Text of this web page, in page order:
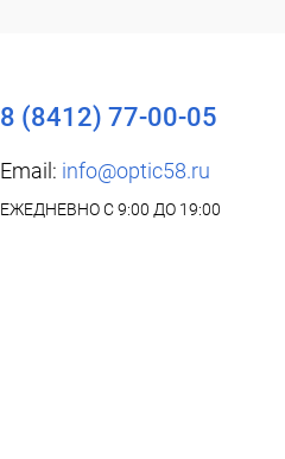
8 (8412) 77-00-05
Email: info@optic58.ru
ЕЖЕДНЕВНО С 9:00 ДО 19:00